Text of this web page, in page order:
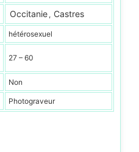
Occitanie , Castres
hétérosexuel
27 – 60
Non
Photograveur